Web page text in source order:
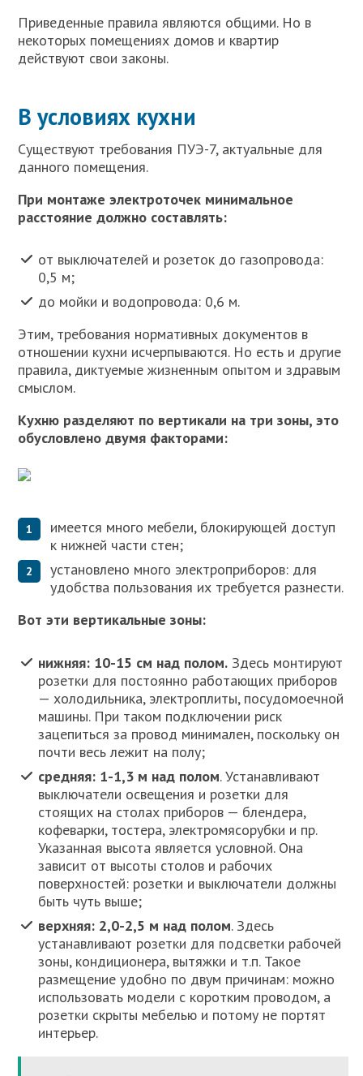
Приведенные правила являются общими. Но в
некоторых помещениях домов и квартир
действуют свои законы.
В условиях кухни
Существуют требования ПУЭ-7, актуальные для
данного помещения.
При монтаже электроточек минимальное
расстояние должно составлять:
от выключателей и розеток до газопровода:
0,5 м;
до мойки и водопровода: 0,6 м.
Этим, требования нормативных документов в
отношении кухни исчерпываются. Но есть и другие
правила, диктуемые жизненным опытом и здравым
смыслом.
Кухню разделяют по вертикали на три зоны, это
обусловлено двумя факторами:
имеется много мебели, блокирующей доступ
к нижней части стен;
установлено много электроприборов: для
удобства пользования их требуется разнести.
Вот эти вертикальные зоны:
нижняя: 10-15 см над полом. Здесь монтируют
розетки для постоянно работающих приборов
— холодильника, электроплиты, посудомоечной
машины. При таком подключении риск
зацепиться за провод минимален, поскольку он
почти весь лежит на полу;
средняя: 1-1,3 м над полом. Устанавливают
выключатели освещения и розетки для
стоящих на столах приборов — блендера,
кофеварки, тостера, электромясорубки и пр.
Указанная высота является условной. Она
зависит от высоты столов и рабочих
поверхностей: розетки и выключатели должны
быть чуть выше;
верхняя: 2,0-2,5 м над полом. Здесь
устанавливают розетки для подсветки рабочей
зоны, кондиционера, вытяжки и т.п. Такое
размещение удобно по двум причинам: можно
использовать модели с коротким проводом, а
розетки скрыты мебелью и потому не портят
интерьер.